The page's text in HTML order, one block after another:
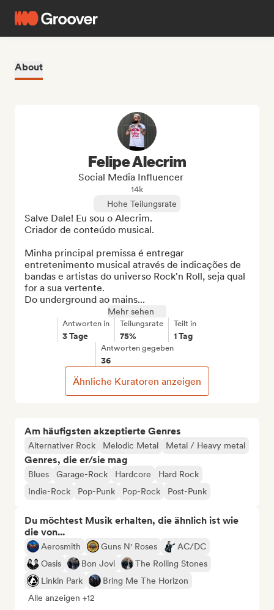
About
Am häufigsten akzeptierte Genres
Alternativer Rock Melodic Metal Metal / Heavy metal
Genres, die er/sie mag
Blues Garage-Rock Hardcore
Hard Rock
Indie-Rock
Pop-Punk Pop-Rock Post-Punk
Du möchtest Musik erhalten, die ähnlich ist wie
die von...
Aerosmith Guns N' Roses
AC/DC
Oasis
Bon Jovi
The Rolling Stones
Linkin Park
Bring Me The Horizon
Alle anzeigen +12
Felipe Alecrim
Social Media Influencer
14k
Hohe Teilungsrate
Salve Dale! Eu sou o Alecrim.
Criador de conteúdo musical.
Minha principal premissa é entregar
entretenimento musical através de indicações de
bandas e artistas do universo Rock'n Roll, seja qual
for a sua vertente.
Do underground ao mains...
Mehr sehen
Antworten in
3 Tage
Teilungsrate
75%
Teilt in
1 Tag
Antworten gegeben
36
Ähnliche Kuratoren anzeigen